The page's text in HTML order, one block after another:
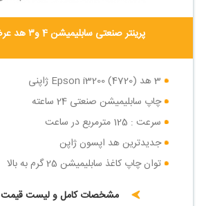
پرینتر صنعتی سابلیمیشن 4 و۳ هد عرض 190
3 هد (4720) Epson i3200 ژاپنی
چاپ سابلیمیشن صنعتی 24 ساعته
سرعت : 125 مترمربع در ساعت
جدیدترین هد اپسون ژاپن
توان چاپ کاغذ سابلیمیشن 25 گرم به بالا
مشخصات کامل و لیست قیمت